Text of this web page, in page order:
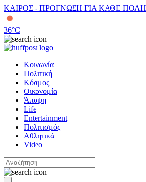
ΚΑΙΡΟΣ - ΠΡΟΓΝΩΣΗ ΓΙΑ ΚΑΘΕ ΠΟΛΗ
36°C
Κοινωνία
Πολιτική
Κόσμος
Οικονομία
Άποψη
Life
Entertainment
Πολιτισμός
Αθλητικά
Video